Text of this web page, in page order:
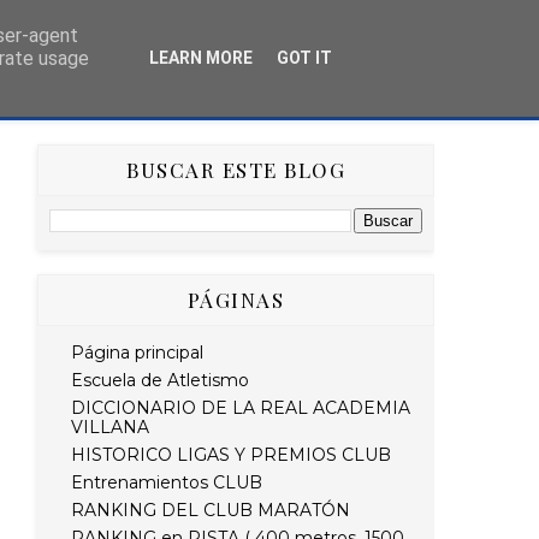
HISTÓRICO RETO STRAVA DEL MES
BUSCAR ESTE BLOG
PÁGINAS
Página principal
Escuela de Atletismo
DICCIONARIO DE LA REAL ACADEMIA
VILLANA
HISTORICO LIGAS Y PREMIOS CLUB
Entrenamientos CLUB
RANKING DEL CLUB MARATÓN
agent
usage
LEARN MORE GOT IT